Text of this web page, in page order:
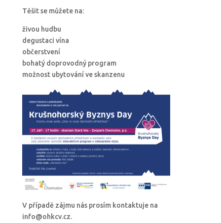
Těšit se můžete na:
živou hudbu
degustaci vína
občerstvení
bohatý doprovodný program
možnost ubytování ve skanzenu
V případě zájmu nás prosím kontaktuje na
info@ohkcv.cz.